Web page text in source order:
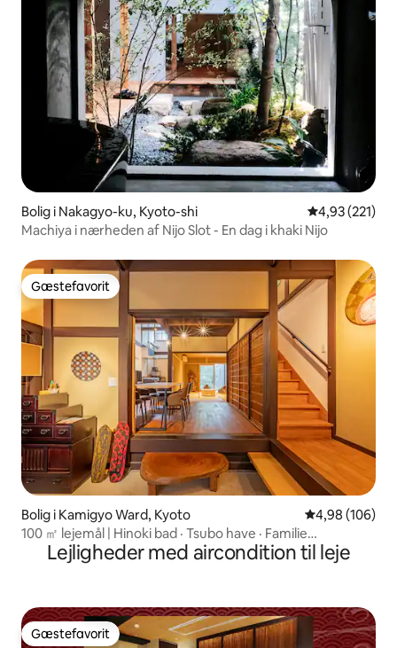
Bolig i Nakagyo-ku, Kyoto-shi 4,93 ud af 5 i
4,93 (221)
Machiya i nærheden af Nijo Slot - En dag i khaki Nijo
Gæstefavorit
Gæstefavorit
Bolig i Kamigyo Ward, Kyoto 4,98 ud af 5 i
4,98 (106)
100 ㎡ lejemål | Hinoki bad · Tsubo have · Familie
velkommen | Nijo Castle inden for gåafstand | Kiyomizu
Temple · Gion · Arashiyama direkte bus
Lejligheder med aircondition til leje
Gæstefavorit
Gæstefavorit